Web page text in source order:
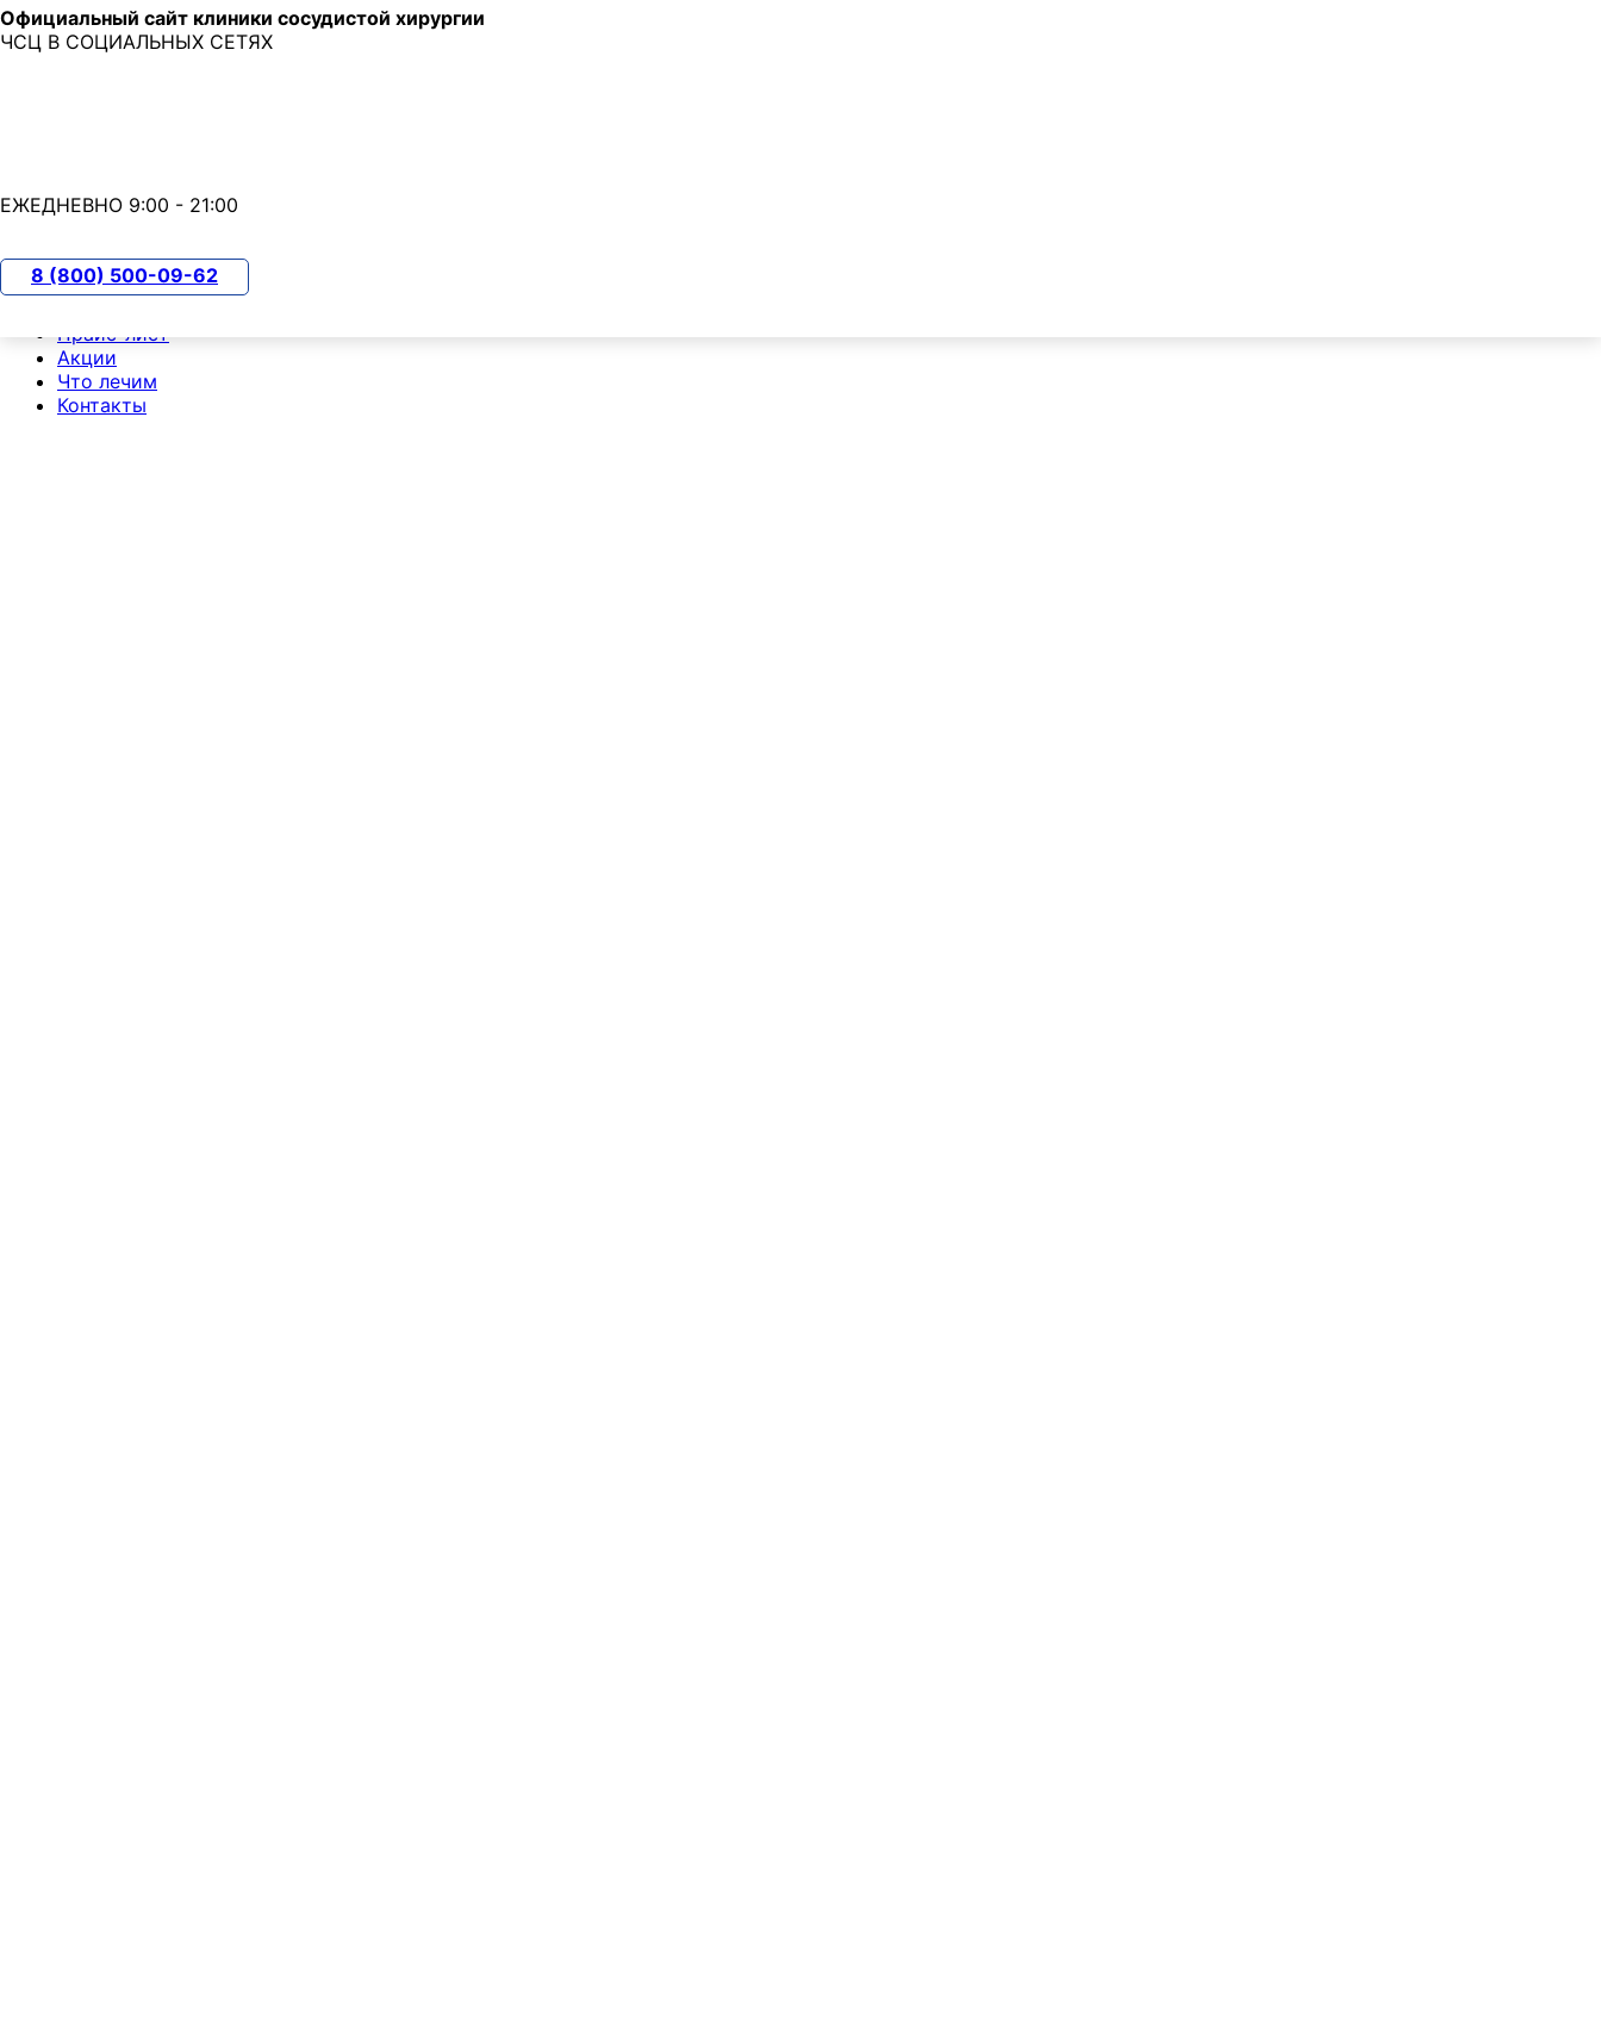
Skip to main content
О клинике
Пациентам
Прайс-лист
Акции
Что лечим
Контакты
Официальный сайт клиники сосудистой хирургии
ЧСЦ В СОЦИАЛЬНЫХ СЕТЯХ
ЕЖЕДНЕВНО 9:00 - 21:00
8 (800) 500-09-62